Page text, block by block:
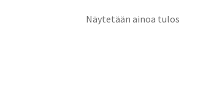
Näytetään ainoa tulos